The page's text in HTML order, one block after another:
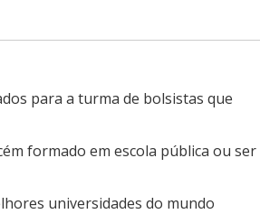
para a turma de bolsistas que
formado em escola pública ou ser
universidades do mundo